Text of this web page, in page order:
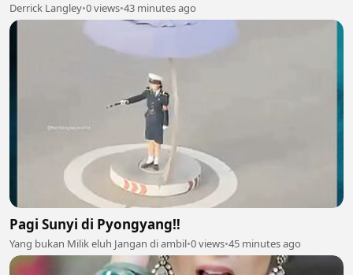
Derrick Langley•0 views•43 minutes ago
Pagi Sunyi di Pyongyang‼️
Yang bukan Milik eluh Jangan di ambil•0 views•45 minutes ago